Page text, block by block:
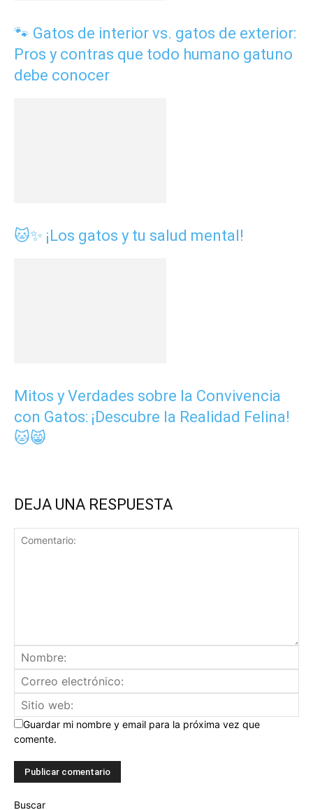
🐾 Gatos de interior vs. gatos de exterior:
Pros y contras que todo humano gatuno
debe conocer
🐱✨ ¡Los gatos y tu salud mental!
Mitos y Verdades sobre la Convivencia
con Gatos: ¡Descubre la Realidad Felina!
🐱😸
DEJA UNA RESPUESTA
Guardar mi nombre y email para la próxima vez que
comente.
Buscar